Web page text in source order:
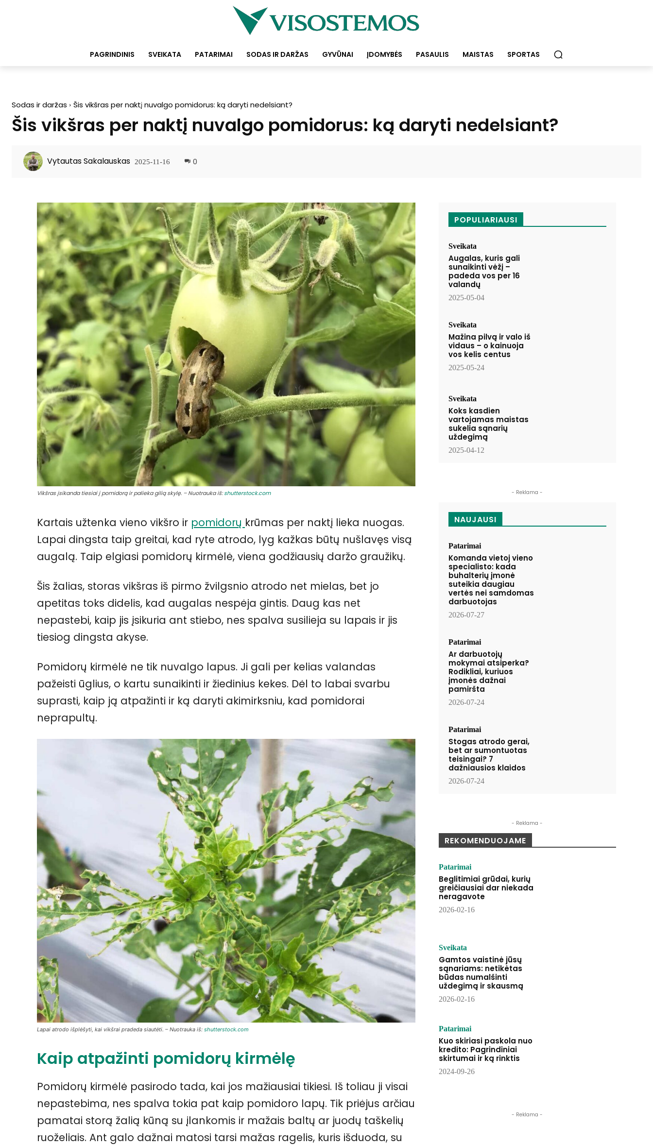
PAGRINDINIS SVEIKATA PATARIMAI SODAS IR DARŽAS GYVŪNAI ĮDOMYBĖS PASAULIS MAISTAS SPORTAS
Sodas ir daržas Šis vikšras per naktį nuvalgo pomidorus: ką daryti nedelsiant?
Šis vikšras per naktį nuvalgo pomidorus: ką daryti nedelsiant?
Vytautas Sakalauskas 2025-11-16 0
Vikšras įsikanda tiesiai į pomidorą ir palieka gilią skylę. – Nuotrauka iš:shutterstock.com
Kartais užtenka vieno vikšro ir pomidorų krūmas per naktį lieka nuogas.
Lapai dingsta taip greitai, kad ryte atrodo, lyg kažkas būtų nušlavęs visą
augalą. Taip elgiasi pomidorų kirmėlė, viena godžiausių daržo graužikų.
Šis žalias, storas vikšras iš pirmo žvilgsnio atrodo net mielas, bet jo
apetitas toks didelis, kad augalas nespėja gintis. Daug kas net
nepastebi, kaip jis įsikuria ant stiebo, nes spalva susilieja su lapais ir jis
tiesiog dingsta akyse.
Pomidorų kirmėlė ne tik nuvalgo lapus. Ji gali per kelias valandas
pažeisti ūglius, o kartu sunaikinti ir žiedinius kekes. Dėl to labai svarbu
suprasti, kaip ją atpažinti ir ką daryti akimirksniu, kad pomidorai
neprapultų.
Lapai atrodo išplėšyti, kai vikšrai pradeda siautėti. – Nuotrauka iš: shutterstock.com
Kaip atpažinti pomidorų kirmėlę
Pomidorų kirmėlė pasirodo tada, kai jos mažiausiai tikiesi. Iš toliau ji visai
nepastebima, nes spalva tokia pat kaip pomidoro lapų. Tik priėjus arčiau
pamatai storą žalią kūną su įlankomis ir mažais baltų ar juodų taškelių
ruoželiais. Ant galo dažnai matosi tarsi mažas ragelis, kuris išduoda, su
POPULIARIAUSI
Sveikata
Augalas, kuris gali
sunaikinti vėžį –
padeda vos per 16
valandų
2025-05-04
Sveikata
Mažina pilvą ir valo iš
vidaus – o kainuoja
vos kelis centus
2025-05-24
Sveikata
Koks kasdien
vartojamas maistas
sukelia sąnarių
uždegimą
2025-04-12
- Reklama -
NAUJAUSI
Patarimai
Komanda vietoj vieno
specialisto: kada
buhalterių įmonė
suteikia daugiau
vertės nei samdomas
darbuotojas
2026-07-27
Patarimai
Ar darbuotojų
mokymai atsiperka?
Rodikliai, kuriuos
įmonės dažnai
pamiršta
2026-07-24
Patarimai
Stogas atrodo gerai,
bet ar sumontuotas
teisingai? 7
dažniausios klaidos
2026-07-24
- Reklama -
REKOMENDUOJAME
Patarimai
Beglitimiai grūdai, kurių
greičiausiai dar niekada
neragavote
2026-02-16
Sveikata
Gamtos vaistinė jūsų
sąnariams: netikėtas
būdas numalšinti
uždegimą ir skausmą
2026-02-16
Patarimai
Kuo skiriasi paskola nuo
kredito: Pagrindiniai
skirtumai ir ką rinktis
2024-09-26
- Reklama -